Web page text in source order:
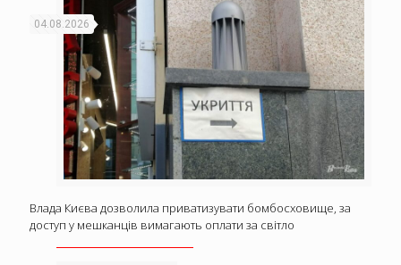
04.08.2026
Влада Києва дозволила приватизувати бомбосховище, за
доступ у мешканців вимагають оплати за світло